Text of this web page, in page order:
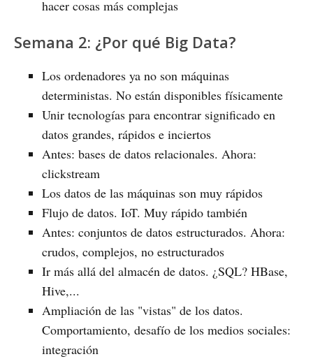
hacer cosas más complejas
Semana 2: ¿Por qué Big Data?
Los ordenadores ya no son máquinas
deterministas. No están disponibles físicamente
Unir tecnologías para encontrar significado en
datos grandes, rápidos e inciertos
Antes: bases de datos relacionales. Ahora:
clickstream
Los datos de las máquinas son muy rápidos
Flujo de datos. IoT. Muy rápido también
Antes: conjuntos de datos estructurados. Ahora:
crudos, complejos, no estructurados
Ir más allá del almacén de datos. ¿SQL? HBase,
Hive,...
Ampliación de las "vistas" de los datos.
Comportamiento, desafío de los medios sociales:
integración